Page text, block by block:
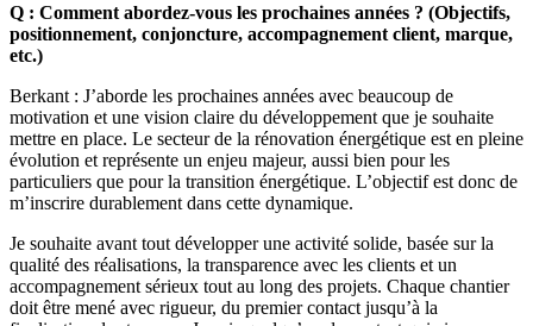
Q : Comment abordez-vous les prochaines années ? (Objectifs,
positionnement, conjoncture, accompagnement client, marque,
etc.)
Berkant : J’aborde les prochaines années avec beaucoup de
motivation et une vision claire du développement que je souhaite
mettre en place. Le secteur de la rénovation énergétique est en pleine
évolution et représente un enjeu majeur, aussi bien pour les
particuliers que pour la transition énergétique. L’objectif est donc de
m’inscrire durablement dans cette dynamique.
Je souhaite avant tout développer une activité solide, basée sur la
qualité des réalisations, la transparence avec les clients et un
accompagnement sérieux tout au long des projets. Chaque chantier
doit être mené avec rigueur, du premier contact jusqu’à la